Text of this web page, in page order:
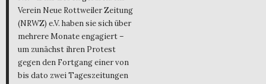
Verein Neue Rottweiler Zeitung
(NRWZ) e.V. haben sie sich über
mehrere Monate engagiert –
um zunächst ihren Protest
gegen den Fortgang einer von
bis dato zwei Tageszeitungen